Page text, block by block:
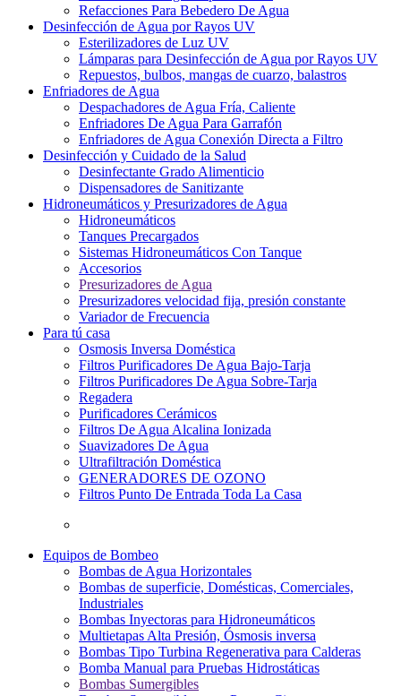
Refacciones Para Bebedero De Agua
Desinfección de Agua por Rayos UV
Esterilizadores de Luz UV
Lámparas para Desinfección de Agua por Rayos UV
Repuestos, bulbos, mangas de cuarzo, balastros
Enfriadores de Agua
Despachadores de Agua Fría, Caliente
Enfriadores De Agua Para Garrafón
Enfriadores de Agua Conexión Directa a Filtro
Desinfección y Cuidado de la Salud
Desinfectante Grado Alimenticio
Dispensadores de Sanitizante
Hidroneumáticos y Presurizadores de Agua
Hidroneumáticos
Tanques Precargados
Sistemas Hidroneumáticos Con Tanque
Accesorios
Presurizadores de Agua
Presurizadores velocidad fija, presión constante
Variador de Frecuencia
Para tú casa
Osmosis Inversa Doméstica
Filtros Purificadores De Agua Bajo-Tarja
Filtros Purificadores De Agua Sobre-Tarja
Regadera
Purificadores Cerámicos
Filtros De Agua Alcalina Ionizada
Suavizadores De Agua
Ultrafiltración Doméstica
GENERADORES DE OZONO
Filtros Punto De Entrada Toda La Casa
Equipos de Bombeo
Bombas de Agua Horizontales
Bombas de superficie, Domésticas, Comerciales,
Industriales
Bombas Inyectoras para Hidroneumáticos
Multietapas Alta Presión, Ósmosis inversa
Bombas Tipo Turbina Regenerativa para Calderas
Bomba Manual para Pruebas Hidrostáticas
Bombas Sumergibles